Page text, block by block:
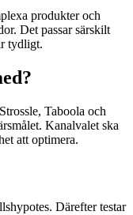
produkter och
Det passar särskilt
tydligt.
Taboola och
Kanalvalet ska
att optimera.
Därefter testar